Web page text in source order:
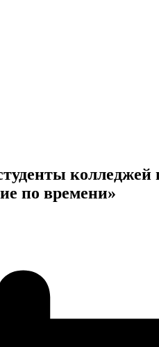
колледжей
по времени»